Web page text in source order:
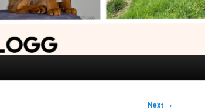
Next →